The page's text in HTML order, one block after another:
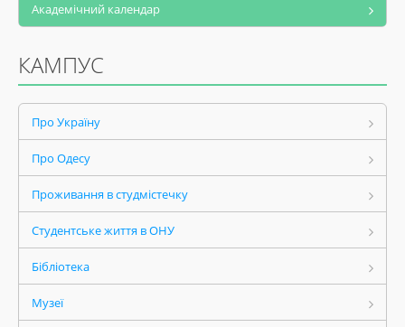
Академічний календар
КАМПУС
Про Україну
Про Одесу
Проживання в студмістечку
Студентське життя в ОНУ
Бібліотека
Музеї